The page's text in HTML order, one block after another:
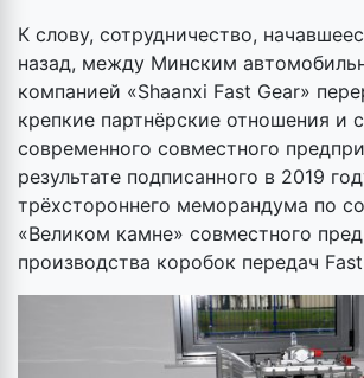
К слову, сотрудничество,
назад, между Минским
компанией «Shaanxi Fast Gear»
крепкие партнёрские отношения и
современного совместного
результате подписанного в 2019
трёхстороннего меморандума по
«Великом камне» совместного
производства коробок передач Fast